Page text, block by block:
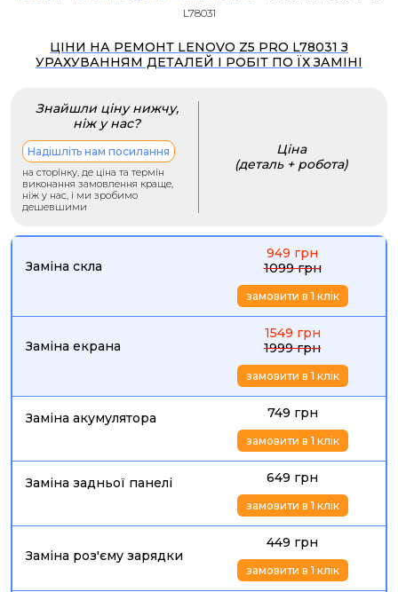
L78031
ЦІНИ НА РЕМОНТ LENOVO Z5 PRO L78031 З
УРАХУВАННЯМ ДЕТАЛЕЙ І РОБІТ ПО ЇХ ЗАМІНІ
Знайшли ціну нижчу,
ніж у нас?
Надішліть нам посилання
на сторінку, де ціна та термін
виконання замовлення краще,
ніж у нас, і ми зробимо
дешевшими
Ціна
(деталь + робота)
Заміна скла
949 грн
1099 грн
замовити в 1 клік
Заміна екрана
1549 грн
1999 грн
замовити в 1 клік
Заміна акумулятора 749 грн
замовити в 1 клік
Заміна задньої панелі 649 грн
замовити в 1 клік
Заміна роз'єму зарядки
449 грн
замовити в 1 клік